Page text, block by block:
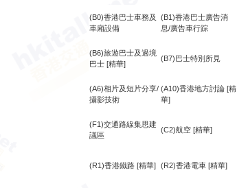
(B0)香港巴士車務及
車廂設備
(B1)香港巴士廣告消
息/廣告車行踪
(B6)旅遊巴士及過境
巴士 [精華]
(B7)巴士特別所見
(A6)相片及短片分享/
攝影技術
(A10)香港地方討論 [精
華]
(F1)交通路線集思建
議區
(C2)航空 [精華]
(R1)香港鐵路 [精華] (R2)香港電車 [精華]